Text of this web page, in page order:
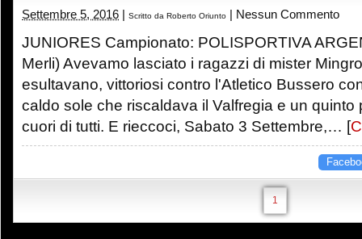
Settembre 5, 2016 | Scritto da Roberto Oriunto | Nessun Commento
JUNIORES Campionato: POLISPORTIVA
Merli) Avevamo lasciato i ragazzi di mister
esultavano, vittoriosi contro l'Atletico Bussero
caldo sole che riscaldava il Valfregia e un quinto
cuori di tutti. E rieccoci, Sabato 3 Settembre,… [
1